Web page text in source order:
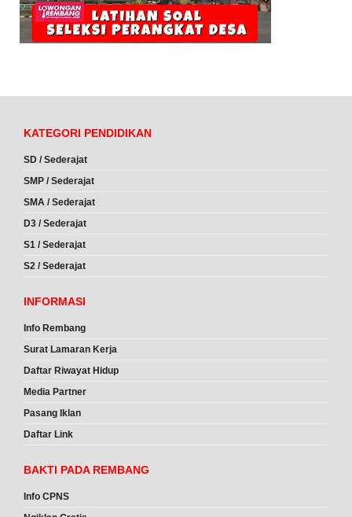
KATEGORI PENDIDIKAN
SD / Sederajat
SMP / Sederajat
SMA / Sederajat
D3 / Sederajat
S1 / Sederajat
S2 / Sederajat
INFORMASI
Info Rembang
Surat Lamaran Kerja
Daftar Riwayat Hidup
Media Partner
Pasang Iklan
Daftar Link
BAKTI PADA REMBANG
Info CPNS